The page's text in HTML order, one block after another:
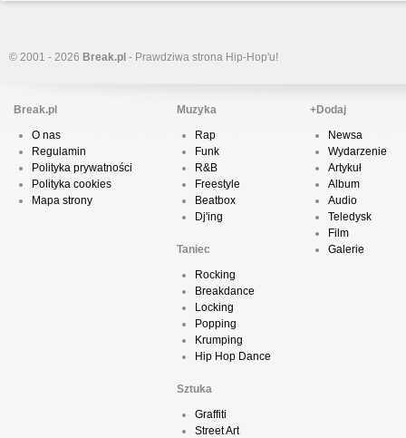
© 2001 - 2026 Break.pl - Prawdziwa strona Hip-Hop'u!
Break.pl
O nas
Regulamin
Polityka prywatności
Polityka cookies
Mapa strony
Muzyka
Rap
Funk
R&B
Freestyle
Beatbox
Dj'ing
Taniec
Rocking
Breakdance
Locking
Popping
Krumping
Hip Hop Dance
Sztuka
Graffiti
Street Art
+Dodaj
Newsa
Wydarzenie
Artykuł
Album
Audio
Teledysk
Film
Galerie